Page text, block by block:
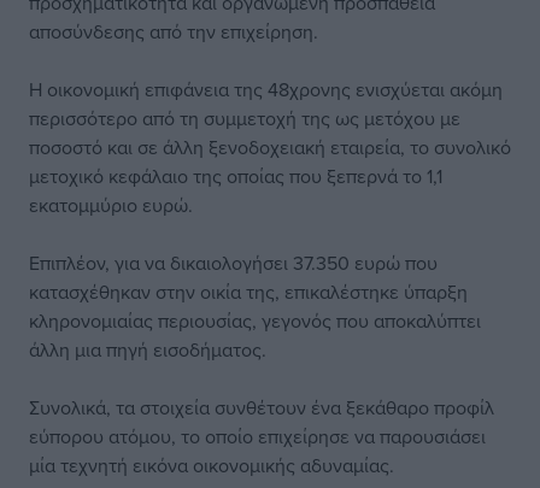
αποσύνδεσης από την επιχείρηση.
Η οικονομική επιφάνεια της 48χρονης ενισχύεται ακόμη
περισσότερο από τη συμμετοχή της ως μετόχου με
ποσοστό και σε άλλη ξενοδοχειακή εταιρεία, το συνολικό
μετοχικό κεφάλαιο της οποίας που ξεπερνά το 1,1
εκατομμύριο ευρώ.
Επιπλέον, για να δικαιολογήσει 37.350 ευρώ που
κατασχέθηκαν στην οικία της, επικαλέστηκε ύπαρξη
κληρονομιαίας περιουσίας, γεγονός που αποκαλύπτει
άλλη μια πηγή εισοδήματος.
Συνολικά, τα στοιχεία συνθέτουν ένα ξεκάθαρο προφίλ
εύπορου ατόμου, το οποίο επιχείρησε να παρουσιάσει
μία τεχνητή εικόνα οικονομικής αδυναμίας.